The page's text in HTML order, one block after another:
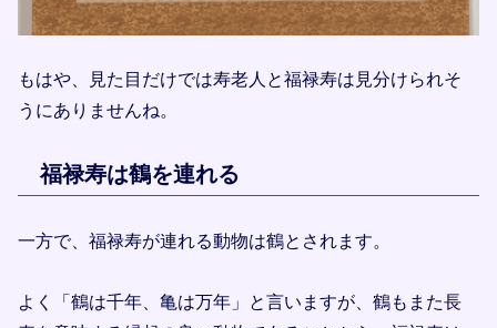
もはや、見た目だけでは寿老人と福禄寿は見分けられそ
うにありませんね。
福禄寿は鶴を連れる
一方で、福禄寿が連れる動物は鶴とされます。
よく「鶴は千年、亀は万年」と言いますが、鶴もまた長